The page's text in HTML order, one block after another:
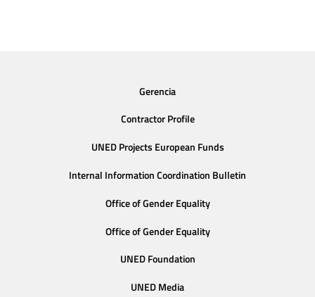
Gerencia
Contractor Profile
UNED Projects European Funds
Internal Information Coordination Bulletin
Office of Gender Equality
Office of Gender Equality
UNED Foundation
UNED Media